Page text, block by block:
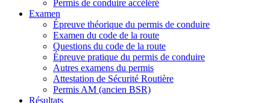
Permis de conduire accéléré
Examen
Épreuve théorique du permis de conduire
Examen du code de la route
Questions du code de la route
Épreuve pratique du permis de conduire
Autres examens du permis
Attestation de Sécurité Routière
Permis AM (ancien BSR)
Résultats